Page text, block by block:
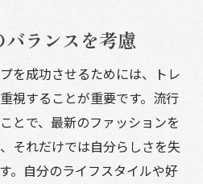
バランスを考慮
を成功させるためには、トレ
視することが重要です。流行
とで、最新のファッションを
それだけでは自分らしさを失
。自分のライフスタイルや好